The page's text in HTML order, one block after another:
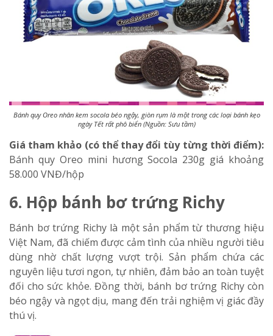
Bánh quy Oreo nhân kem socola béo ngậy, giòn rụm là một trong các loại bánh kẹo
ngày Tết rất phô biển (Nguồn: Sưu tầm)
Giá tham khảo (có thể thay đổi tùy từng thời điểm):
Bánh quy Oreo mini hương Socola 230g giá khoảng
58.000 VNĐ/hộp
6. Hộp bánh bơ trứng Richy
Bánh bơ trứng Richy là một sản phẩm từ thương hiệu
Việt Nam, đã chiếm được cảm tình của nhiều người tiêu
dùng nhờ chất lượng vượt trội. Sản phẩm chứa các
nguyên liệu tươi ngon, tự nhiên, đảm bảo an toàn tuyệt
đối cho sức khỏe. Đồng thời, bánh bơ trứng Richy còn
béo ngậy và ngọt dịu, mang đến trải nghiệm vị giác đầy
thú vị.